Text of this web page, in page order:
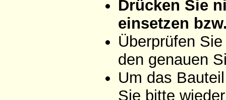
Drücken Sie
einsetzen
Überprüfen
den genauen
Um das
Sie bitte